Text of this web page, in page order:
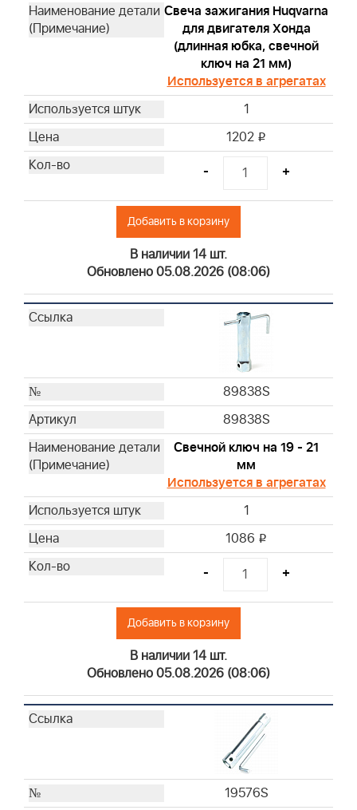
Свеча зажигания Huqvarna
для двигателя Хонда
(длинная юбка, свечной
ключ на 21 мм)
Используется в агрегатах
1
1202 i
- +
Добавить в корзину
В наличии 14 шт.
Обновлено 05.08.2026 (08:06)
89838S
89838S
Свечной ключ на 19 - 21
мм
Используется в агрегатах
1
1086 i
- +
Добавить в корзину
В наличии 14 шт.
Обновлено 05.08.2026 (08:06)
19576S